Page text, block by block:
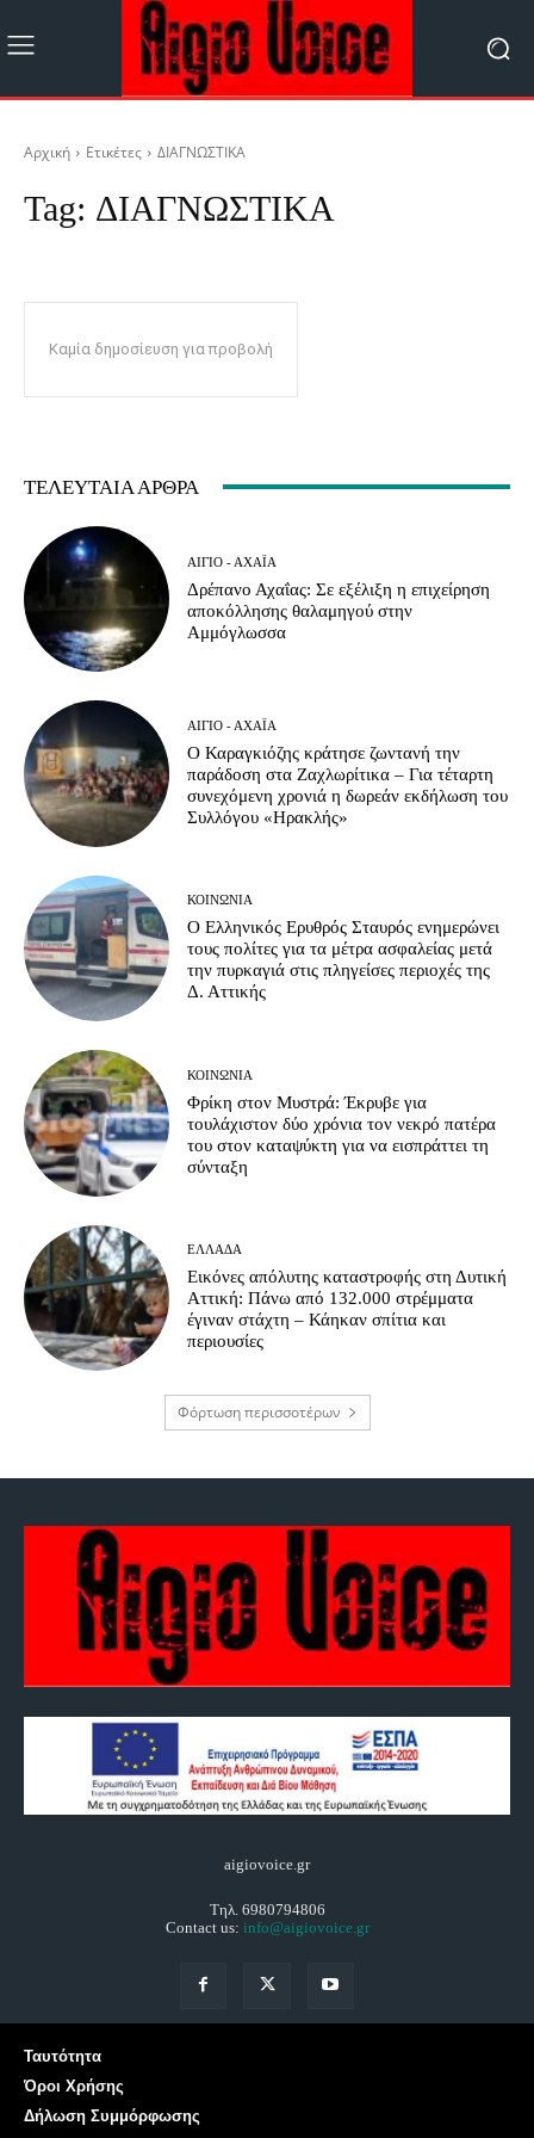
Αρχική Ετικέτες ΔΙΑΓΝΩΣΤΙΚΑ
Tag: ΔΙΑΓΝΩΣΤΙΚΑ
Καμία δημοσίευση για προβολή
ΤΕΛΕΥΤΑΊΑ ΆΡΘΡΑ
ΑΊΓΙΟ - ΑΧΑΪ́Α
Δρέπανο Αχαΐας: Σε εξέλιξη η επιχείρηση
αποκόλλησης θαλαμηγού στην
Αμμόγλωσσα
ΑΊΓΙΟ - ΑΧΑΪ́Α
Ο Καραγκιόζης κράτησε ζωντανή την
παράδοση στα Ζαχλωρίτικα – Για τέταρτη
συνεχόμενη χρονιά η δωρεάν εκδήλωση του
Συλλόγου «Ηρακλής»
ΚΟΙΝΩΝΊΑ
Ο Ελληνικός Ερυθρός Σταυρός ενημερώνει
τους πολίτες για τα μέτρα ασφαλείας μετά
την πυρκαγιά στις πληγείσες περιοχές της
Δ. Αττικής
ΚΟΙΝΩΝΊΑ
Φρίκη στον Μυστρά: Έκρυβε για
τουλάχιστον δύο χρόνια τον νεκρό πατέρα
του στον καταψύκτη για να εισπράττει τη
σύνταξη
ΕΛΛΆΔΑ
Εικόνες απόλυτης καταστροφής στη Δυτική
Αττική: Πάνω από 132.000 στρέμματα
έγιναν στάχτη – Κάηκαν σπίτια και
περιουσίες
Φόρτωση περισσοτέρων
aigiovoice.gr
Τηλ. 6980794806
Contact us: info@aigiovoice.gr
Ταυτότητα
Όροι Χρήσης
Δήλωση Συμμόρφωσης